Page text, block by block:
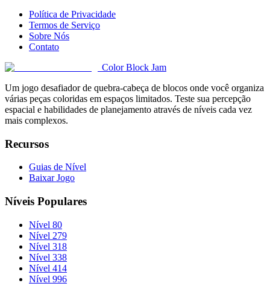
Política de Privacidade
Termos de Serviço
Sobre Nós
Contato
Color Block Jam
Um jogo desafiador de quebra-cabeça de blocos onde você organiza
várias peças coloridas em espaços limitados. Teste sua percepção
espacial e habilidades de planejamento através de níveis cada vez
mais complexos.
Recursos
Guias de Nível
Baixar Jogo
Níveis Populares
Nível 80
Nível 279
Nível 318
Nível 338
Nível 414
Nível 996